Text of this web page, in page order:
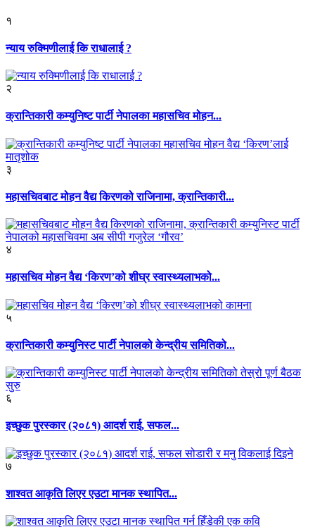
१
न्याय रुक्मिणीलाई कि राधालाई ?
२
क्रान्तिकारी कम्युनिष्ट पार्टी नेपालका महासचिव मोहन...
३
महासचिवबाट मोहन वैद्य किरणको राजिनामा, क्रान्तिकारी...
४
महासचिव मोहन वैद्य ‘किरण’को शीघ्र स्वास्थ्यलाभको...
५
क्रान्तिकारी कम्युनिस्ट पार्टी नेपालको केन्द्रीय समितिको...
६
इच्छुक पुरस्कार (२०८१) आदर्श राई, सफल...
७
शाश्वत आकृति लिएर एउटा मानक स्थापित...